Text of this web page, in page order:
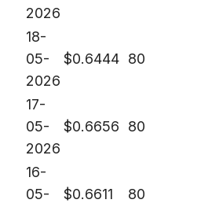
2026
18-
05-
2026
$0.6444 80
17-
05-
2026
$0.6656 80
16-
05-
$0.6611 80